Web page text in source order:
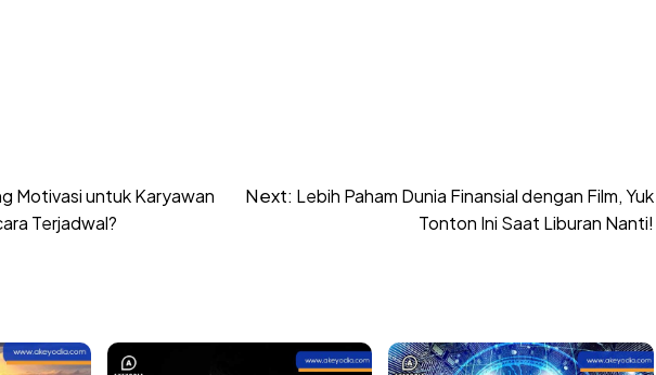
Motivasi untuk Karyawan
Terjadwal?
Next: Lebih Paham Dunia Finansial dengan Film, Yuk
Tonton Ini Saat Liburan Nanti!